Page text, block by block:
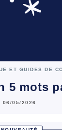
ET GUIDES DE
5 mots
06/05/2026